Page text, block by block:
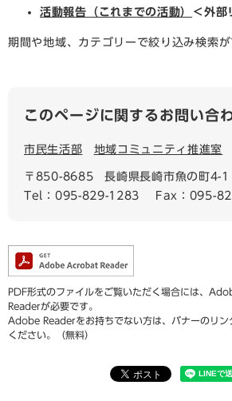
活動報告（これまでの活動）
＜外部
期間や地域、カテゴリーで絞り込み検索が
このページに関するお問い合
市民生活部 地域コミュニティ推進室
〒850-8685
長崎県長崎市魚の町4-1
Tel：095-829-1283
Fax：095-
PDF形式のファイルをご覧いただく場合には、
Readerが必要です。
Adobe Readerをお持ちでない方は、バナーのリン
ください。（無料）